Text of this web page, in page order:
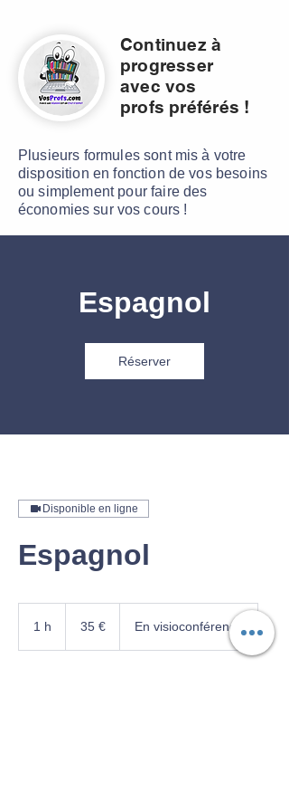
Continuez à
progresser
avec vos
profs préférés !
Plusieurs formules sont mis à votre
disposition en fonction de vos besoins
ou simplement pour faire des
économies sur vos cours !
Espagnol
Réserver
Disponible en ligne
Espagnol
1 h 35 € En visioconférence